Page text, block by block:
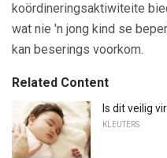
koördineringsaktiwiteite
wat nie 'n jong kind se
kan beserings voorkom.
Related Content
Is dit veilig
KLEUTERS